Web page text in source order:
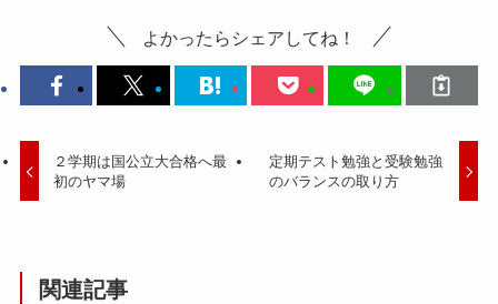
よかったらシェアしてね！
２学期は国公立大合格へ最
初のヤマ場
定期テスト勉強と受験勉強
のバランスの取り方
関連記事